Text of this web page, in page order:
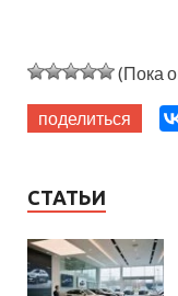
(Пока
поделиться
СТАТЬИ